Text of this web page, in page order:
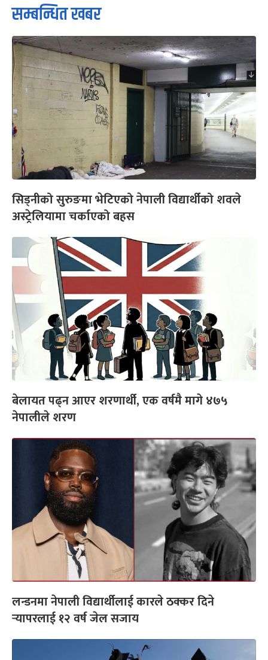
सम्बन्धित खबर
सिड्नीको सुरुङमा भेटिएको नेपाली विद्यार्थीको शवले
अस्ट्रेलियामा चर्काएको बहस
बेलायत पढ्न आएर शरणार्थी, एक वर्षमै मागे ४७५
नेपालीले शरण
लन्डनमा नेपाली विद्यार्थीलाई कारले ठक्कर दिने
र्‍यापरलाई १२ वर्ष जेल सजाय